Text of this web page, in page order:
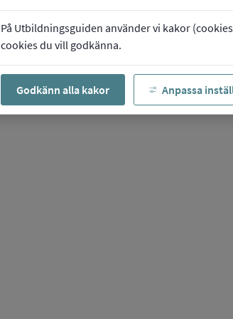
På Utbildningsguiden använder vi kakor
cookies du vill godkänna.
Godkänn alla kakor Anpassa